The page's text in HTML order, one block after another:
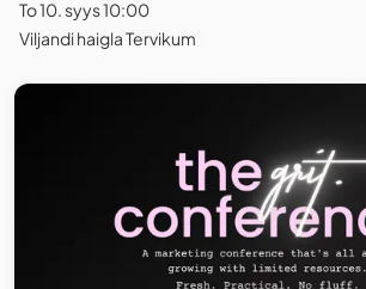
To 10. syys 10:00
Viljandi haigla Tervikum